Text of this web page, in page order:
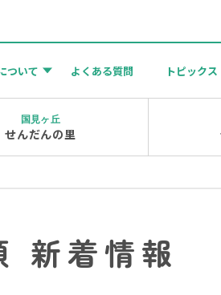
ついて よくある質問 トピックス
国見ヶ丘
せんだんの里
新着情報